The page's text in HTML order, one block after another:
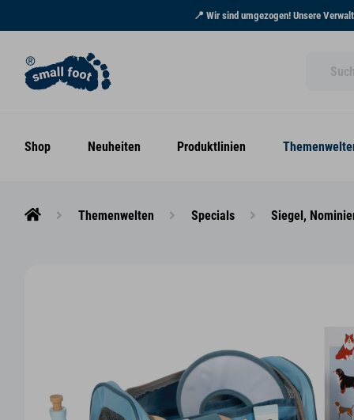
📍 Wir sind umgezogen! Unsere
Shop Neuheiten Produktlinien
Themenwelten Specials Siegel,